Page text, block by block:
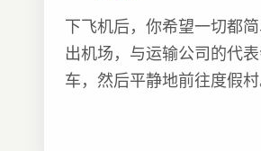
下飞机后，你希望一切都
出机场，与运输公司的代
车，然后平静地前往度假村